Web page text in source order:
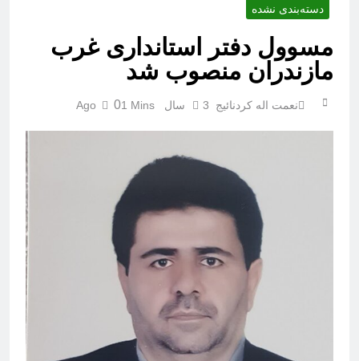
دسته‌بندی نشده
مسوول دفتر استانداری غرب
مازندران منصوب شد
نعمت اله کردنائیج 3 سال Ago 01 Mins